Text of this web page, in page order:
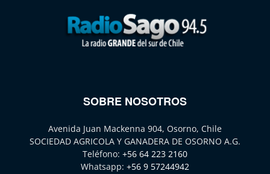
SOBRE NOSOTROS
Avenida Juan Mackenna 904, Osorno, Chile
SOCIEDAD AGRICOLA Y GANADERA DE OSORNO A.G.
Teléfono: +56 64 223 2160
Whatsapp: +56 9 57244942